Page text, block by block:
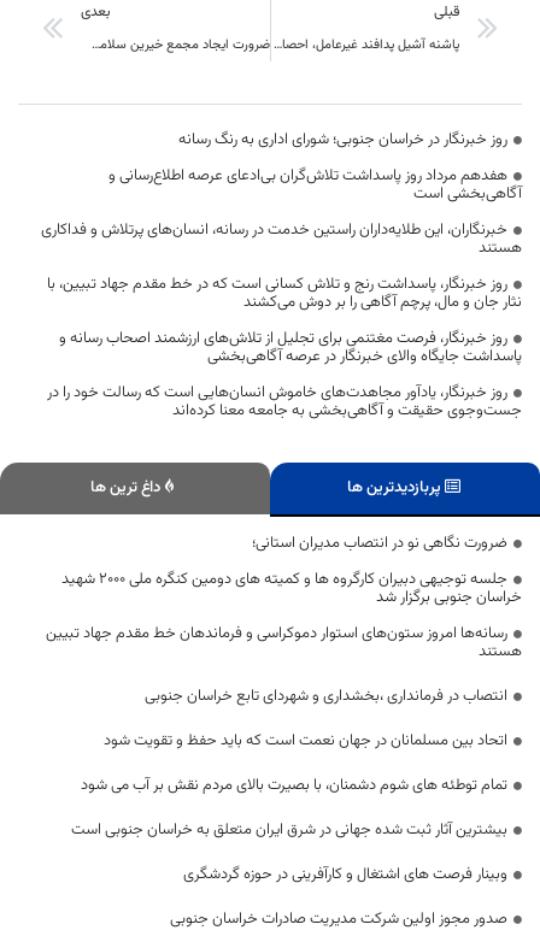
قبلی
پاشنه آشیل پدافند غیرعامل، احصا تهدیدات است
بعدی
ضرورت ایجاد مجمع خیرین سلامت در شهرستان نهبندان برای توسعه بخش بهداشت و درمان ضروری است
روز خبرنگار در خراسان جنوبی؛ شورای اداری به رنگ رسانه
هفدهم مرداد روز پاسداشت تلاش‌گران بی‌ادعای عرصه اطلاع‌رسانی و
آگاهی‌بخشی است
خبرنگاران، این طلایه‌داران راستین خدمت در رسانه، انسان‌های پرتلاش و فداکاری
هستند
روز خبرنگار، پاسداشت رنج و تلاش کسانی است که در خط مقدم جهاد تبیین، با
نثار جان و مال، پرچم آگاهی را بر دوش می‌کشند
روز خبرنگار، فرصت مغتنمی برای تجلیل از تلاش‌های ارزشمند اصحاب رسانه و
پاسداشت جایگاه والای خبرنگار در عرصه آگاهی‌بخشی
روز خبرنگار، یادآور مجاهدت‌های خاموش انسان‌هایی است که رسالت خود را در
جست‌وجوی حقیقت و آگاهی‌بخشی به جامعه معنا کرده‌اند
پربازدیدترین ها داغ ترین ها
ضرورت نگاهی نو در انتصاب مدیران استانی؛
جلسه توجیهی دبیران کارگروه ها و کمیته های دومین کنگره ملی ۲۰۰۰ شهید
خراسان جنوبی برگزار شد
رسانه‌ها امروز ستون‌های استوار دموکراسی و فرماندهان خط مقدم جهاد تبیین
هستند
انتصاب در فرمانداری ،بخشداری و شهردای تابع خراسان جنوبی
اتحاد بین مسلمانان در جهان نعمت است که باید حفظ و تقویت شود
تمام توطئه های شوم دشمنان، با بصیرت بالای مردم نقش بر آب می شود
بیشترین آثار ثبت شده جهانی در شرق ایران متعلق به خراسان جنوبی است
وبینار فرصت های اشتغال و کارآفرینی در حوزه گردشگری
صدور مجوز اولین شرکت مدیریت صادرات خراسان جنوبی